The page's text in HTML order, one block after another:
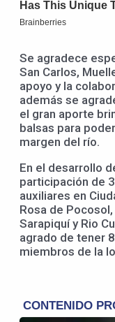
Se agradece
San Carlos,
apoyo y la
además se
el gran aporte
balsas para
margen del río.
En el desarrollo
participación de
auxiliares en
Rosa de
Sarapiquí y Rio
agrado de tener
miembros de la